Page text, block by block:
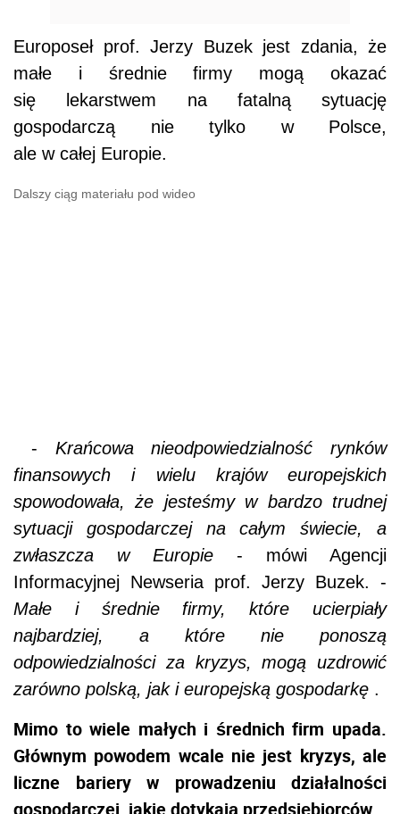
Europoseł prof. Jerzy Buzek jest zdania, że
małe i średnie firmy mogą okazać
się lekarstwem na fatalną sytuację
gospodarczą nie tylko w Polsce,
ale w całej Europie.
Dalszy ciąg materiału pod wideo
- Krańcowa nieodpowiedzialność rynków
finansowych i wielu krajów europejskich
spowodowała, że jesteśmy w bardzo trudnej
sytuacji gospodarczej na całym świecie, a
zwłaszcza w Europie - mówi Agencji
Informacyjnej Newseria prof. Jerzy Buzek. -
Małe i średnie firmy, które ucierpiały
najbardziej, a które nie ponoszą
odpowiedzialności za kryzys, mogą uzdrowić
zarówno polską, jak i europejską gospodarkę .
Mimo to wiele małych i średnich firm upada.
Głównym powodem wcale nie jest kryzys, ale
liczne bariery w prowadzeniu działalności